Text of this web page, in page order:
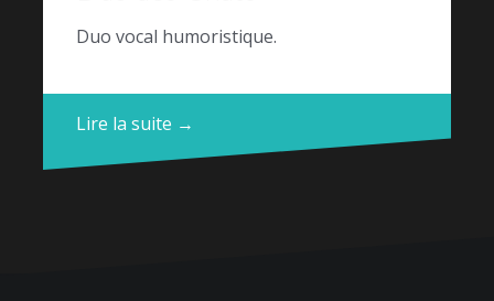
Duo vocal humoristique.
Lire la suite →